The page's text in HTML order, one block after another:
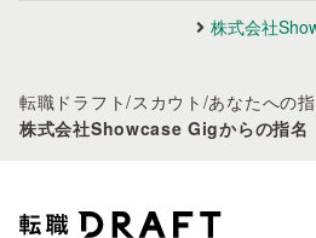
株式会社
転職ドラフト/スカウト /あなたへの
株式会社Showcase Gigからの指名